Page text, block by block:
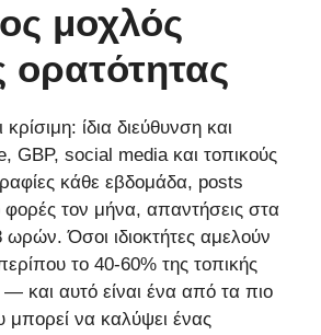
μοχλός
ορατότητας
ίδια διεύθυνση και
GBP, social media και τοπικούς
κάθε εβδομάδα, posts
φορές τον μήνα, απαντήσεις στα
Όσοι ιδιοκτήτες αμελούν
το 40-60% της τοπικής
— και αυτό είναι ένα από τα πιο
μπορεί να καλύψει ένας